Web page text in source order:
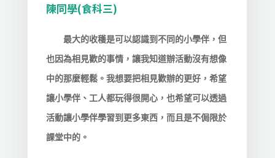
陳同學(食科三)
最大的收穫是可以認識到不同的小學伴，但
也因為相見歡的事情，讓我知道辦活動沒有想像
中的那麼輕鬆。我想要把相見歡辦的更好，希望
讓小學伴、工人都玩得很開心，也希望可以透過
活動讓小學伴學習到更多東西，而且是不侷限於
課堂中的。